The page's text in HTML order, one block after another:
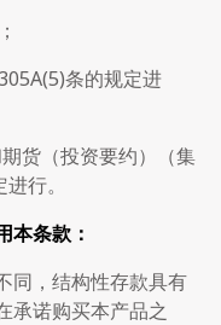
条的规定进
货（投资要约）（集
行。
本条款：
同，结构性存款具有
承诺购买本产品之